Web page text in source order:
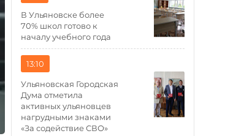
В Ульяновске более
70% школ готово к
началу учебного года
13:10
Ульяновская Городская
Дума отметила
активных ульяновцев
нагрудными знаками
«За содействие СВО»